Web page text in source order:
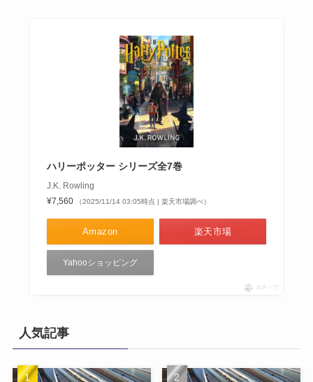
ハリーポッター シリーズ全7巻
J.K. Rowling
¥7,560
（2025/11/14 03:05時点 | 楽天市場調べ）
Amazon 楽天市場
Yahooショッピング
ポチップ
人気記事